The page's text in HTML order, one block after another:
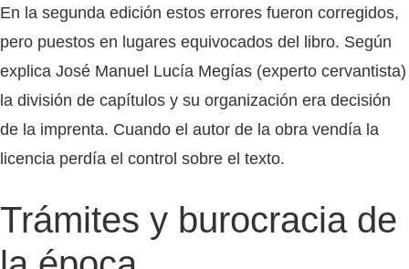
En la segunda edición estos errores fueron corregidos,
pero puestos en lugares equivocados del libro. Según
explica José Manuel Lucía Megías (experto cervantista)
la división de capítulos y su organización era decisión
de la imprenta. Cuando el autor de la obra vendía la
licencia perdía el control sobre el texto.
Trámites y burocracia de